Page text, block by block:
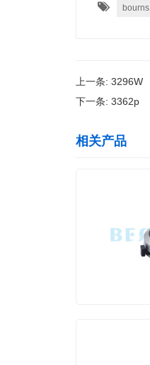
bourns
上一条: 3296W
下一条: 3362p
相关产品